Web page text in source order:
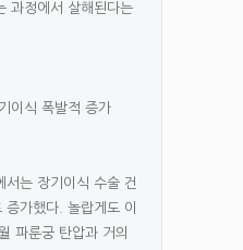
과정에서 살해된다는
이식 폭발적 증가
는 장기이식 수술 건
가했다. 놀랍게도 이
파룬궁 탄압과 거의